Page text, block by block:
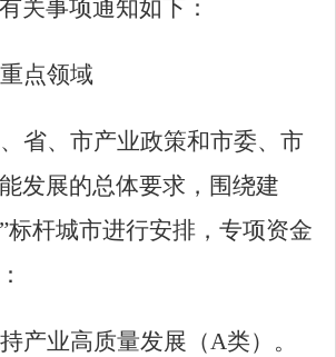
关事项通知如下：
点领域
省、市产业政策和市委、市
发展的总体要求，围绕建
标杆城市进行安排，专项资金
产业高质量发展（A类） 。